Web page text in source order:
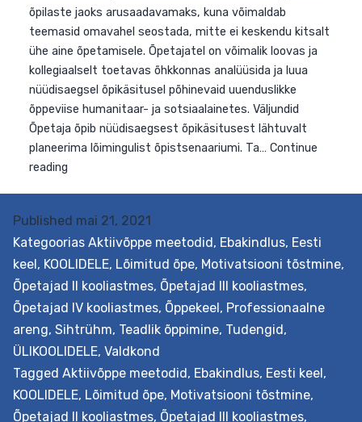
Eesmärk Koolitus pakub tuge teemaõppe
kavandamiseks ja eestvedamiseks, mis teeb õppimise
õpilaste jaoks arusaadavamaks, kuna võimaldab
teemasid omavahel seostada, mitte ei keskendu
ühe aine õpetamisele. Õpetajatel on võimalik loovas ja
kollegiaalselt toetavas õhkkonnas analüüsida ja luua
nüüdisaegsel õpikäsitusel põhinevaid uuenduslikke
õppeviise humanitaar- ja sotsiaalainetes. Väljundid
reading Lõiminguliste
õpistsenaariumite
loomine
ja
kohandamine
Published mai 21, 2021
Kategoorias Aktiivõppe meetodid, Ebakindlus, Eesti
keel, KOOLIDELE, Lõimitud õpe, Motivatsiooni tõstmine,
Õpetajad II kooliastmes, Õpetajad III kooliastmes,
Õpetajad IV kooliastmes, Õppekeel, Professionaalne
areng, Sihtrühm, Teadlik õppimine, Tudengid,
ÜLIKOOLIDELE, Valdkond
Tagged Aktiivõppe meetodid, Ebakindlus, Eesti keel,
KOOLIDELE, Lõimitud õpe, Motivatsiooni tõstmine,
Õpetajad II kooliastmes, Õpetajad III kooliastmes,